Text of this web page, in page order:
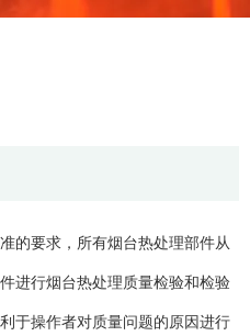
的要求，所有烟台热处理部件从
进行烟台热处理质量检验和检验
于操作者对质量问题的原因进行